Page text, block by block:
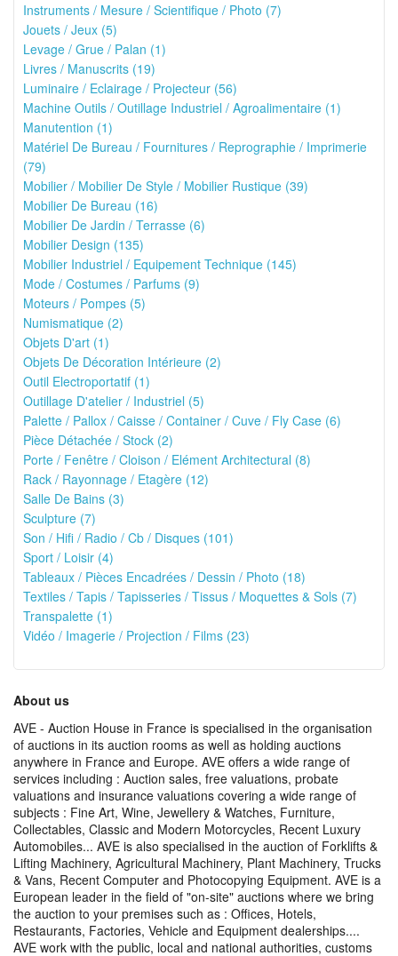
Instruments / Mesure / Scientifique / Photo (7)
Jouets / Jeux (5)
Levage / Grue / Palan (1)
Livres / Manuscrits (19)
Luminaire / Eclairage / Projecteur (56)
Machine Outils / Outillage Industriel / Agroalimentaire (1)
Manutention (1)
Matériel De Bureau / Fournitures / Reprographie / Imprimerie
(79)
Mobilier / Mobilier De Style / Mobilier Rustique (39)
Mobilier De Bureau (16)
Mobilier De Jardin / Terrasse (6)
Mobilier Design (135)
Mobilier Industriel / Equipement Technique (145)
Mode / Costumes / Parfums (9)
Moteurs / Pompes (5)
Numismatique (2)
Objets D'art (1)
Objets De Décoration Intérieure (2)
Outil Electroportatif (1)
Outillage D'atelier / Industriel (5)
Palette / Pallox / Caisse / Container / Cuve / Fly Case (6)
Pièce Détachée / Stock (2)
Porte / Fenêtre / Cloison / Elément Architectural (8)
Rack / Rayonnage / Etagère (12)
Salle De Bains (3)
Sculpture (7)
Son / Hifi / Radio / Cb / Disques (101)
Sport / Loisir (4)
Tableaux / Pièces Encadrées / Dessin / Photo (18)
Textiles / Tapis / Tapisseries / Tissus / Moquettes & Sols (7)
Transpalette (1)
Vidéo / Imagerie / Projection / Films (23)
About us
AVE - Auction House in France is specialised in the organisation
of auctions in its auction rooms as well as holding auctions
anywhere in France and Europe. AVE offers a wide range of
services including : Auction sales, free valuations, probate
valuations and insurance valuations covering a wide range of
subjects : Fine Art, Wine, Jewellery & Watches, Furniture,
Collectables, Classic and Modern Motorcycles, Recent Luxury
Automobiles... AVE is also specialised in the auction of Forklifts &
Lifting Machinery, Agricultural Machinery, Plant Machinery, Trucks
& Vans, Recent Computer and Photocopying Equipment. AVE is a
European leader in the field of "on-site" auctions where we bring
the auction to your premises such as : Offices, Hotels,
Restaurants, Factories, Vehicle and Equipment dealerships....
AVE work with the public, local and national authorities, customs